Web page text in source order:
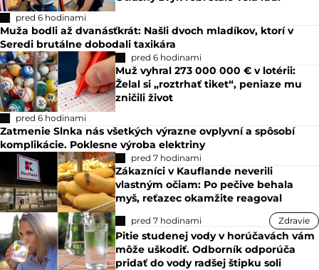
pred 6 hodinami
Muža bodli až dvanásťkrát: Našli dvoch mladíkov, ktorí v
Seredi brutálne dobodali taxikára
pred 6 hodinami
Muž vyhral 273 000 000 € v lotérii:
Želal si „roztrhať tiket“, peniaze mu
zničili život
pred 6 hodinami
Zatmenie Slnka nás všetkých výrazne ovplyvní a spôsobí
komplikácie. Poklesne výroba elektriny
pred 7 hodinami
Zákazníci v Kauflande neverili
vlastným očiam: Po pečive behala
myš, reťazec okamžite reagoval
pred 7 hodinami Zdravie
Pitie studenej vody v horúčavách vám
môže uškodiť. Odborník odporúča
pridať do vody radšej štipku soli